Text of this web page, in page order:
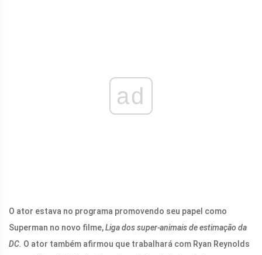
ad
O ator estava no programa promovendo seu papel como
Superman no novo filme,Liga dos super-animais de estimação da
DC. O ator também afirmou que trabalhará com Ryan Reynolds